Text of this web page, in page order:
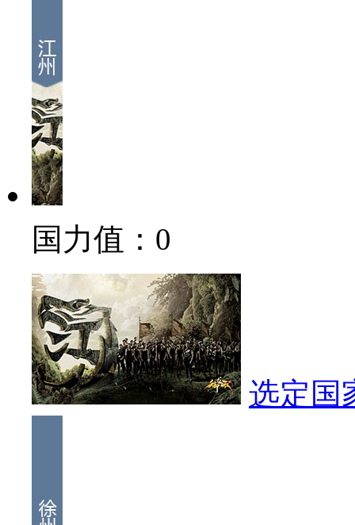
国力值： 0
选定国